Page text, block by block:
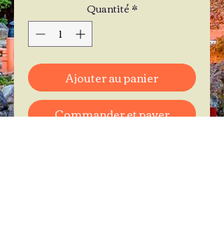
Quantité*
Ajouter au panier
Commander et payer